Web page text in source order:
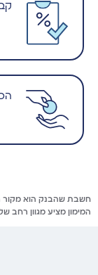
חשבת שהבנק הוא מקור
המימון מציע מגוון רחב